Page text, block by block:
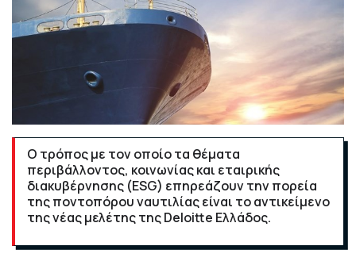
Ο τρόπος με τον οποίο τα θέματα
περιβάλλοντος, κοινωνίας και εταιρικής
διακυβέρνησης (ESG) επηρεάζουν την πορεία
της ποντοπόρου ναυτιλίας είναι το αντικείμενο
της νέας μελέτης της Deloitte Ελλάδος.